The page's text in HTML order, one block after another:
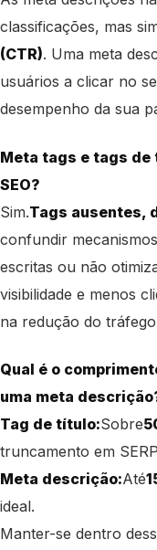
classificações, mas
(CTR). Uma meta
usuários a clicar no
desempenho da sua
Meta tags e tags
SEO?
Sim.Tags ausentes,
confundir
escritas ou não
visibilidade e menos
na redução do
Qual é o
uma meta
Tag de título:Sobre
truncamento em
Meta descrição:Até
ideal.
Manter-se dentro